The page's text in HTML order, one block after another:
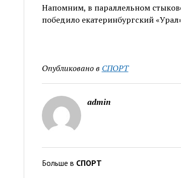
Напомним, в параллельном
победило екатеринбургский
Опубликовано в СПОРТ
admin
Больше в СПОРТ